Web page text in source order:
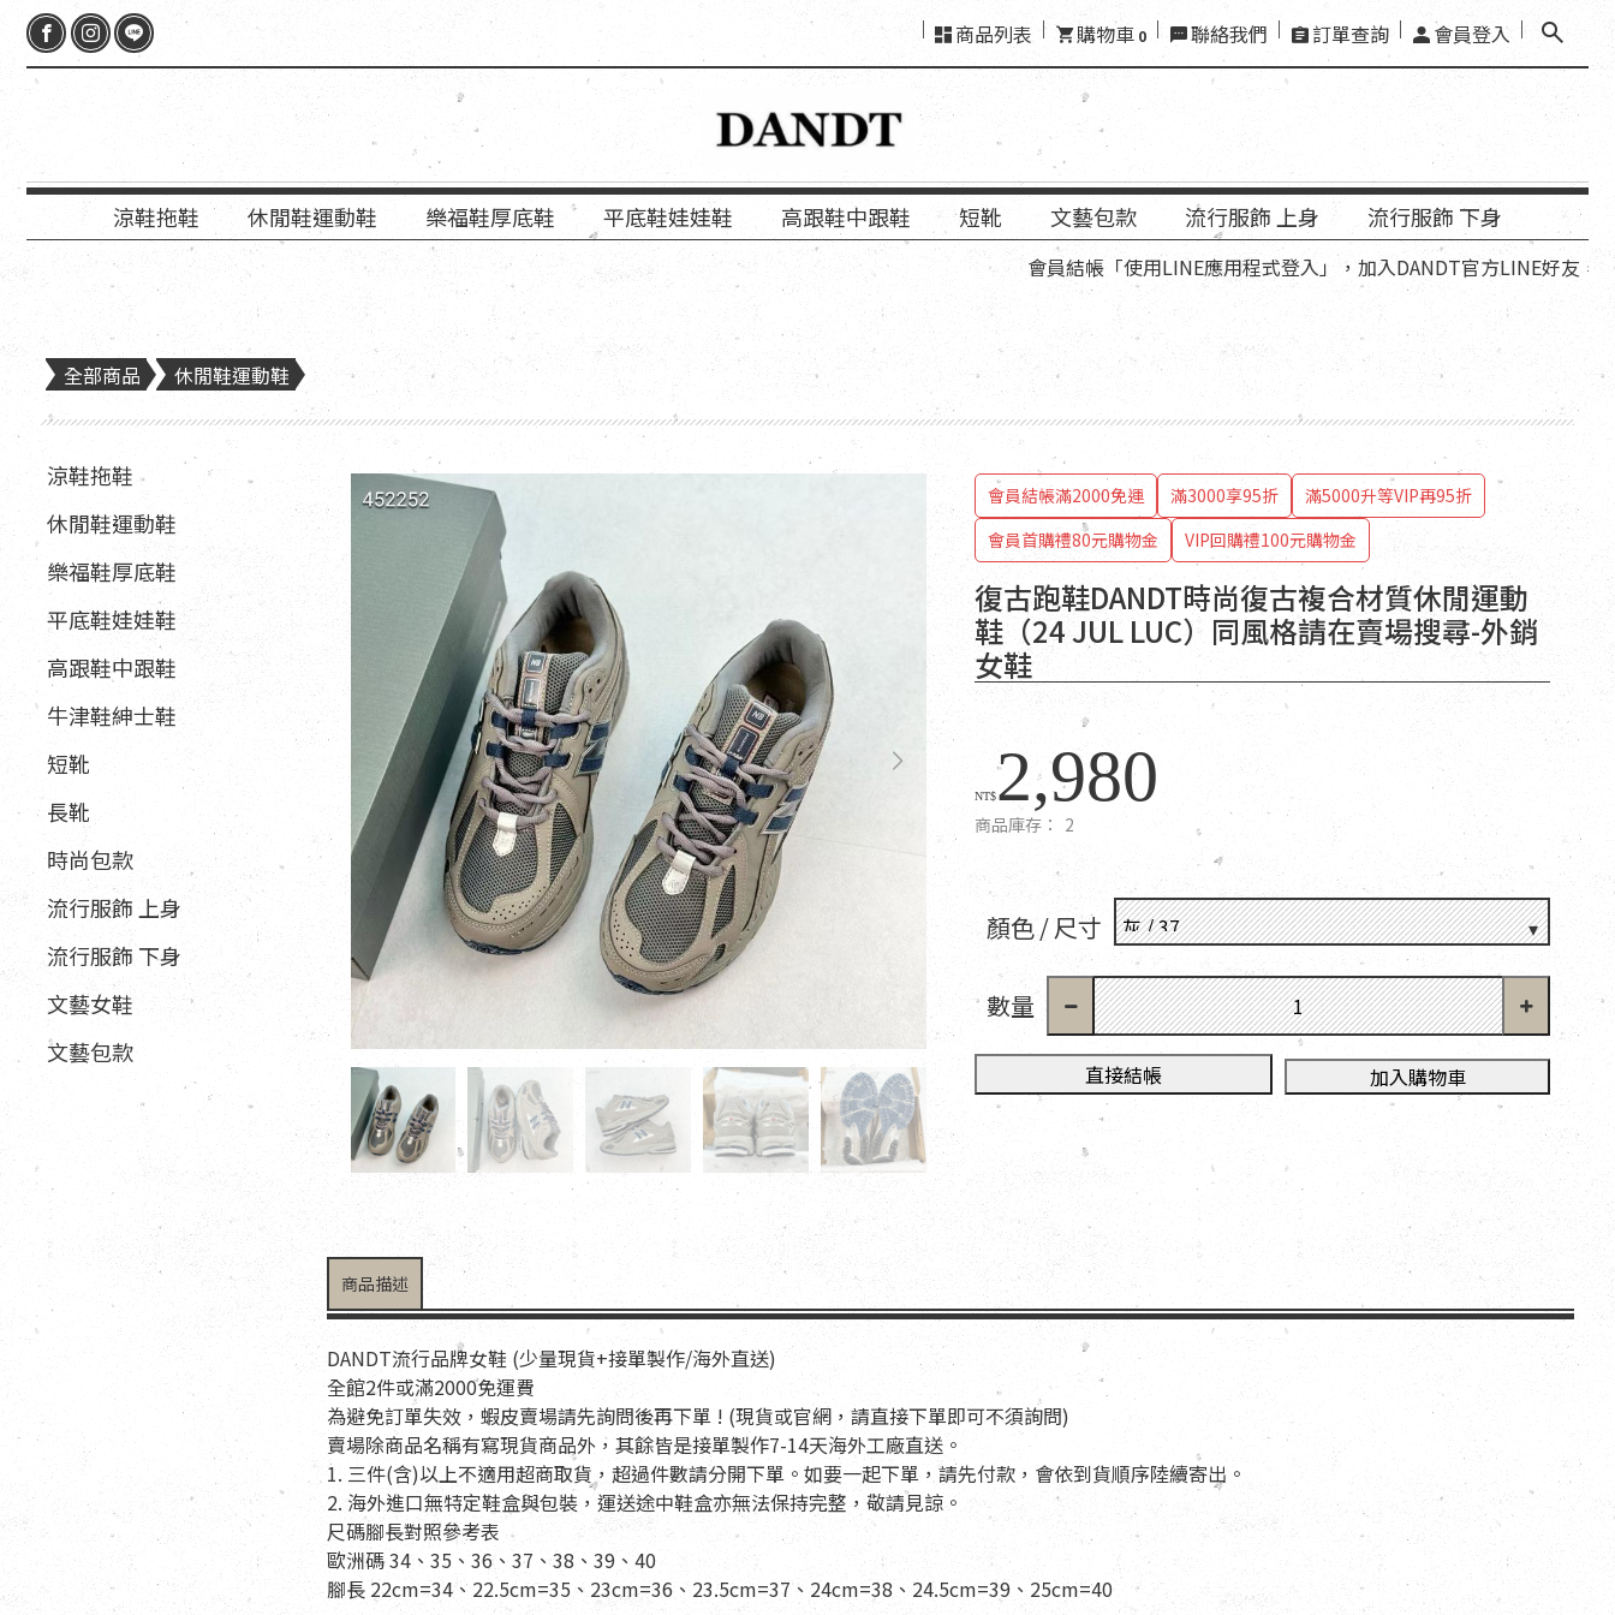
商品列表 購物車 0 聯絡我們 訂單查詢 會員登入
涼鞋拖鞋 休閒鞋運動鞋 樂福鞋厚底鞋 平底鞋娃娃鞋 高跟鞋中跟鞋 短靴 文藝包款 流行服飾 上身 流行服飾 下身
會員結帳「使用LINE應用程式登入」，加入DANDT官方LINE好友，再領優
全部商品 休閒鞋運動鞋
涼鞋拖鞋
休閒鞋運動鞋
樂福鞋厚底鞋
平底鞋娃娃鞋
高跟鞋中跟鞋
牛津鞋紳士鞋
短靴
長靴
時尚包款
流行服飾 上身
流行服飾 下身
文藝女鞋
文藝包款
復古跑鞋DANDT時尚復古複合材質休閒運動
鞋（24 JUL LUC）同風格請在賣場搜尋-外銷
女鞋
會員結帳滿2000免運 滿3000享95折
滿5000升等VIP再95折
會員首購禮80元購物金
VIP回購禮100元購物金
NT$2,980
商品庫存： 2
顏色 / 尺寸
數量
直接結帳 加入購物車
商品描述
DANDT流行品牌女鞋 (少量現貨+接單製作/海外直送)
全館2件或滿2000免運費
為避免訂單失效，蝦皮賣場請先詢問後再下單 ! (現貨或官網，請直接下單即可不須詢問)
賣場除商品名稱有寫現貨商品外，其餘皆是接單製作7-14天海外工廠直送。
1. 三件(含)以上不適用超商取貨，超過件數請分開下單。如要一起下單，請先付款，會依到貨順序陸續寄出。
2. 海外進口無特定鞋盒與包裝，運送途中鞋盒亦無法保持完整，敬請見諒。
尺碼腳長對照參考表
歐洲碼 34、35、36、37、38、39、40
腳長 22cm=34、22.5cm=35、23cm=36、23.5cm=37、24cm=38、24.5cm=39、25cm=40